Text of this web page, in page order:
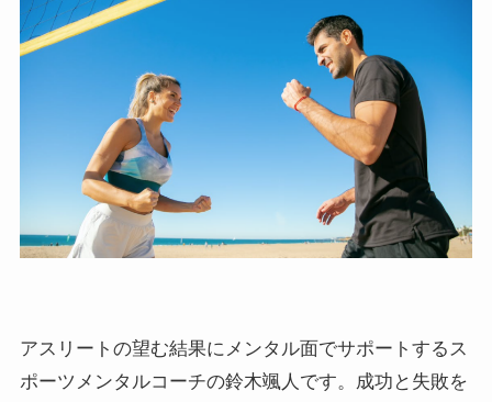
アスリートの望む結果にメンタル面でサポートするス
ポーツメンタルコーチの鈴木颯人です。成功と失敗を